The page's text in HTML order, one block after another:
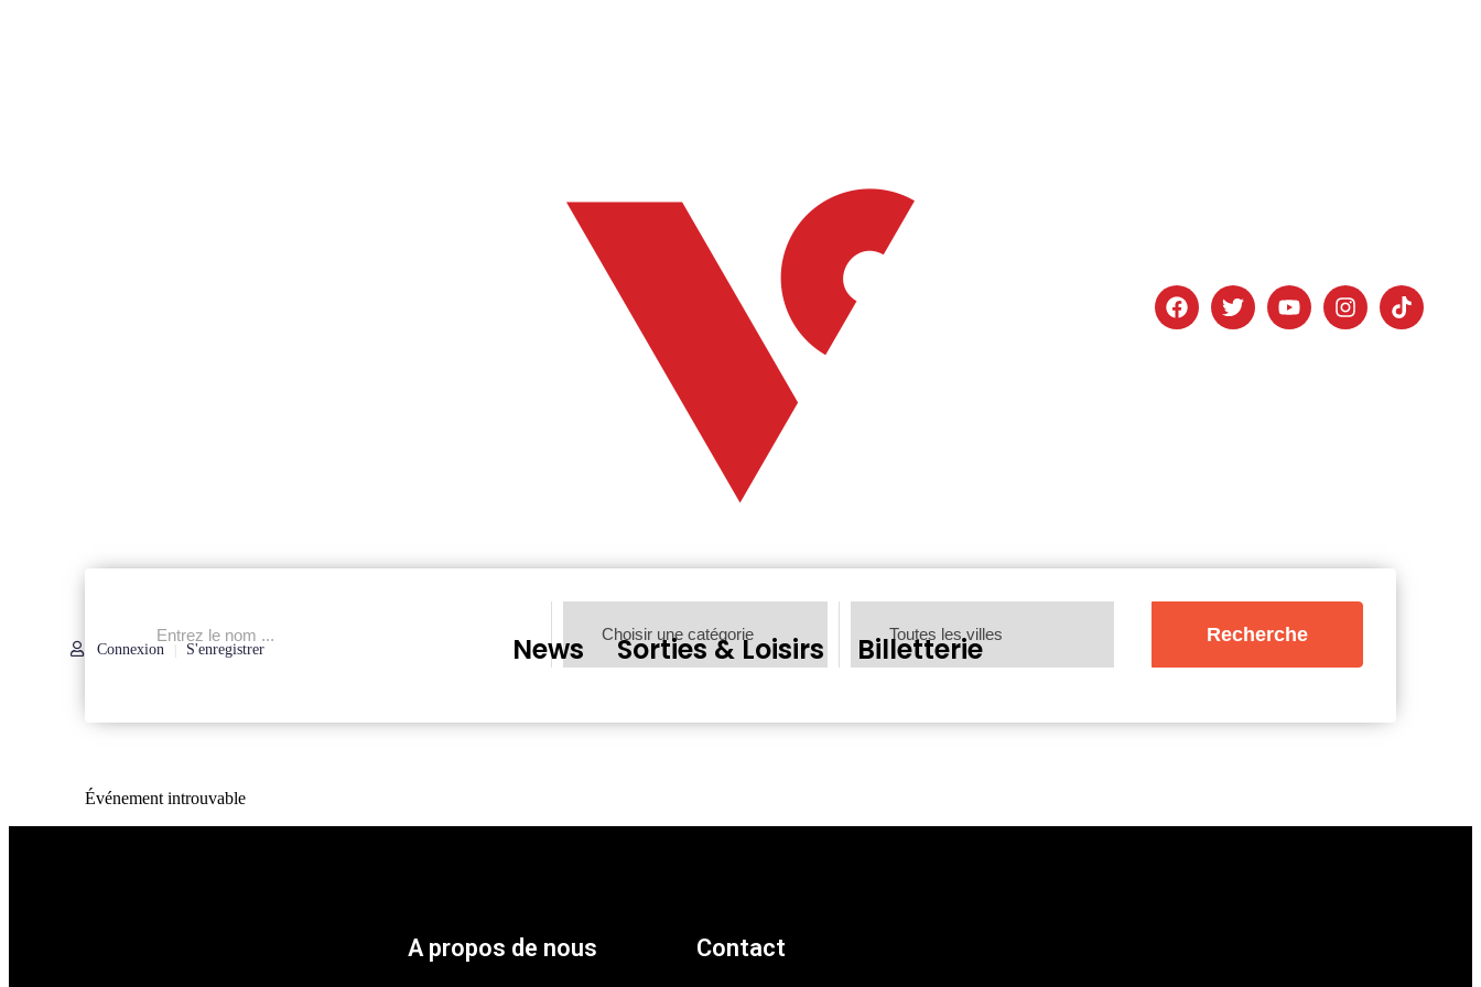
Connexion S'enregistrer News Sorties & Loisirs Billetterie
Événement introuvable
A propos de nous Contact